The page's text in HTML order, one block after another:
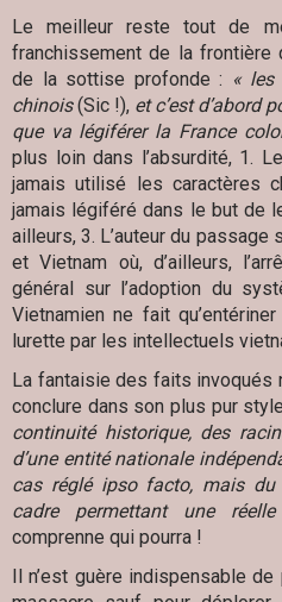
Le meilleur reste tout de
franchissement de la
de la sottise profonde : « les
chinois(Sic !), et c’est d’abord
que va légiférer la France
plus loin dans l’absurdité, 1.
jamais utilisé les caractères
jamais légiféré dans le but de
ailleurs, 3. L’auteur du
et Vietnam où, d’ailleurs,
général sur l’adoption du
Vietnamien ne fait
lurette par les intellectuels
La fantaisie des faits invoqués
conclure dans son plus pur
continuité historique, des
d’une entité nationale
cas réglé ipso facto, mais
cadre permettant une
comprenne qui pourra !
Il n’est guère indispensable